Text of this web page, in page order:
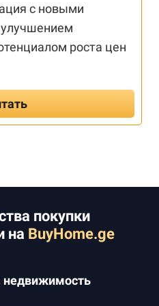
с новыми
роста цен
покупки
на BuyHome.ge
недвижимость